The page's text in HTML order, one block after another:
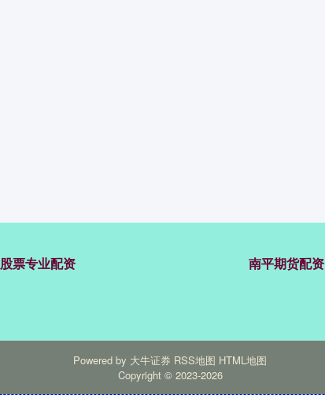
股票专业配资 南平期货配资
Powered by 大牛证券 RSS地图 HTML地图
Copyright © 2023-2026